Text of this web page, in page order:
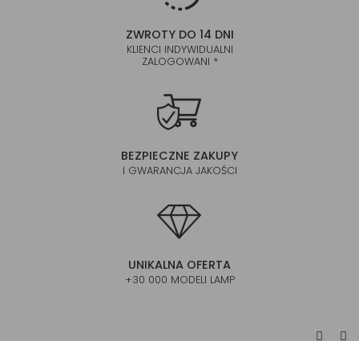
ZWROTY DO 14 DNI
KLIENCI INDYWIDUALNI
ZALOGOWANI *
BEZPIECZNE ZAKUPY
I GWARANCJA JAKOŚCI
UNIKALNA OFERTA
+30 000 MODELI LAMP